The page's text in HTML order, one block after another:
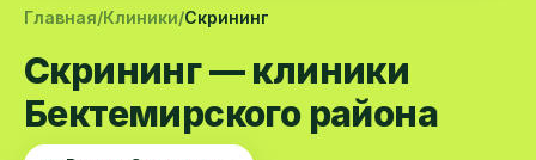
Главная/Клиники/Скрининг
Скрининг — клиники
Бектемирского района